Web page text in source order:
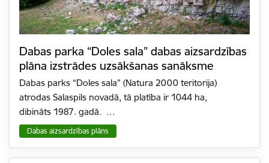
Dabas parka “Doles sala” dabas aizsardzības
plāna izstrādes uzsākšanas sanāksme
Dabas parks “Doles sala” (Natura 2000 teritorija)
atrodas Salaspils novadā, tā platība ir 1044 ha,
dibināts 1987. gadā. …
Dabas aizsardzības plāns